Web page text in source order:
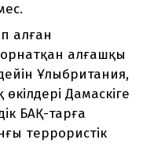
алған
алғашқы
Ұлыбритания,
Дамаскіге
БАҚ-тарға
террористік